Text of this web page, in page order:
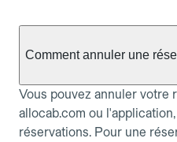
Comment annuler une
Vous pouvez annuler votre
allocab.com ou
réservations. Pour une